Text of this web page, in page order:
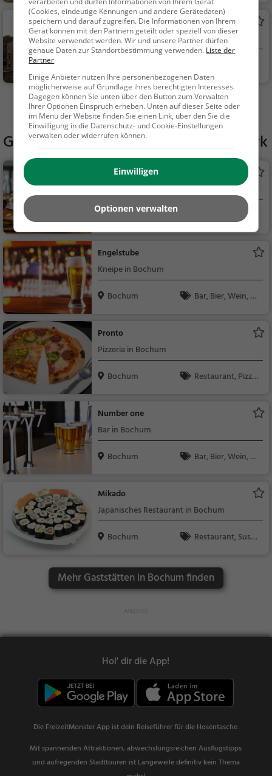
Adelssitz Weitmar
Adelssitz in Bochum
Sehenswürdigkeit
Mehr Aktivitäten in Bochum finden
Gaststätten in der Nähe vonIdunapark
Hopfengarten
Restaurant in Bochum
Bochum
Restaurant, Aben
dessen, Mittagessen
Engelstube
Kneipe in Bochum
Bochum
Bar, Bier, Wein, Sn
Pronto
Pizzeria in Bochum
Bochum
Restaurant, Pizza,
ch, Mittagessen, Euro
Number one
Bar in Bochum
Bochum
Bar, Bier, Wein, Sn
Mikado
Japanisches Restaurant in Bochum
Bochum
Restaurant, Sushi,
Abendessen, Mittage
ssen, Vegetarisch
Mehr Gaststätten in Bochum finden
Hol' dir die App!
Die FreizeitMonster App ist dein Reiseführer für die Hosentasche.
Mit spannenden Attraktionen, abwechslungsreichen Ausflugstipps
und aufregenden Stadttouren ist Langeweile definitiv kein Thema
(Cookies, eindeutige Kennungen und andere Gerätedaten)
speichern und darauf zugreifen. Die Informationen von Ihrem
Gerät können mit den Partnern geteilt oder speziell von dieser
Website verwendet werden. Wir und unsere Partner dürfen
genaue Daten zur Standortbestimmung verwenden. Liste der
Partner
Einige Anbieter nutzen Ihre personenbezogenen Daten
möglicherweise auf Grundlage ihres berechtigten Interesses.
Dagegen können Sie unten über den Button zum Verwalten
Ihrer Optionen Einspruch erheben. Unten auf dieser Seite oder
im Menü der Website finden Sie einen Link, über den Sie die
Einwilligung in die Datenschutz- und Cookie-Einstellungen
verwalten oder widerrufen können.
Einwilligen
Optionen verwalten